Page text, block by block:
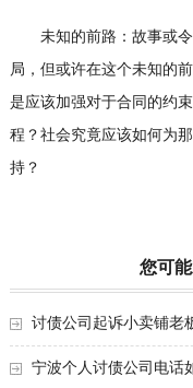
未知的前路：故事或令
局，但或许在这个未知的
是应该加强对于合同的约
程？社会究竟应该如何为
持？
您可
讨债公司起诉小卖铺老
宁波个人讨债公司电话